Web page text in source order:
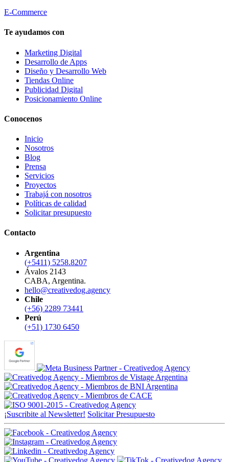
E-Commerce
Te ayudamos con
Marketing Digital
Desarrollo de Apps
Diseño y Desarrollo Web
Tiendas Online
Publicidad Digital
Posicionamiento Online
Conocenos
Inicio
Nosotros
Blog
Prensa
Servicios
Proyectos
Trabajá con nosotros
Políticas de calidad
Solicitar presupuesto
Contacto
Argentina
(+5411) 5258.8207
Ávalos 2143
CABA, Argentina.
hello@creativedog.agency
Chile
(+56) 2289 73441
Perú
(+51) 1730 6450
¡Suscribite al Newsletter! Solicitar Presupuesto